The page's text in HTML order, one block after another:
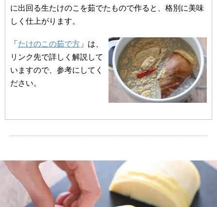
に出回る生たけのこを茹でたもので作ると、格別に美味
しく仕上がります。
「 たけのこの茹で方 」は、
リンク先で詳しく解説して
いますので、参考にしてく
ださい。